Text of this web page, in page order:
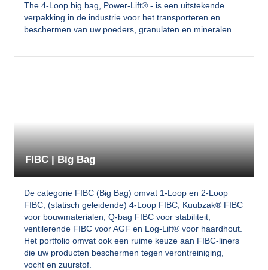
The 4-Loop big bag, Power-Lift® - is een uitstekende
verpakking in de industrie voor het transporteren en
beschermen van uw poeders, granulaten en mineralen.
FIBC | Big Bag
De categorie FIBC (Big Bag) omvat 1-Loop en 2-Loop
FIBC, (statisch geleidende) 4-Loop FIBC, Kuubzak® FIBC
voor bouwmaterialen, Q-bag FIBC voor stabiliteit,
ventilerende FIBC voor AGF en Log-Lift® voor haardhout.
Het portfolio omvat ook een ruime keuze aan FIBC-liners
die uw producten beschermen tegen verontreiniging,
vocht en zuurstof.